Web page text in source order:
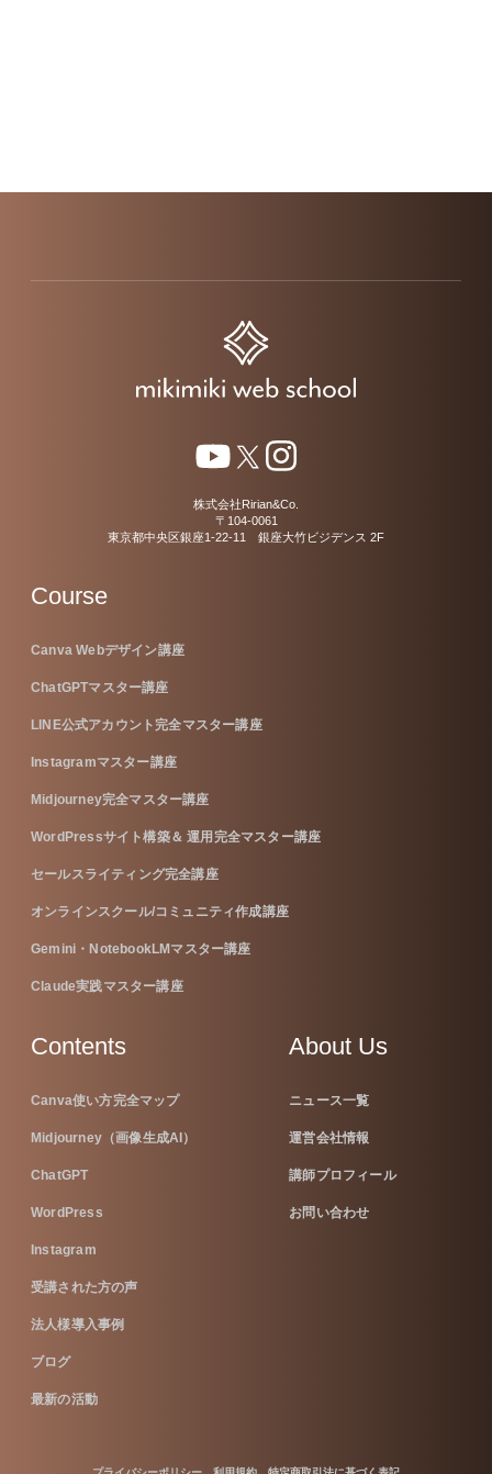
株式会社Ririan&Co.
〒104-0061
東京都中央区銀座1-22-11 銀座大竹ビジデンス 2F
Course
Canva Webデザイン講座
ChatGPTマスター講座
LINE公式アカウント完全マスター講座
Instagramマスター講座
Midjourney完全マスター講座
WordPressサイト構築＆ 運用完全マスター講座
セールスライティング完全講座
オンラインスクール/コミュニティ作成講座
Gemini・NotebookLMマスター講座
Claude実践マスター講座
Contents
Canva使い方完全マップ
Midjourney（画像生成AI）
ChatGPT
WordPress
Instagram
受講された方の声
法人様導入事例
ブログ
最新の活動
About Us
ニュース一覧
運営会社情報
講師プロフィール
お問い合わせ